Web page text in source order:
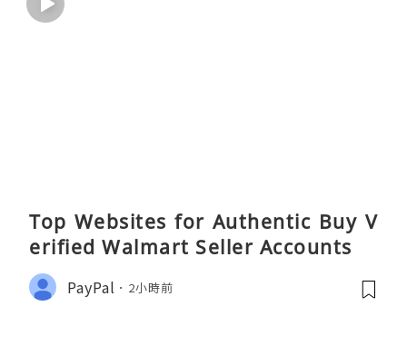
Top Websites for Authentic Buy V
erified Walmart Seller Accounts
PayPal 2小時前